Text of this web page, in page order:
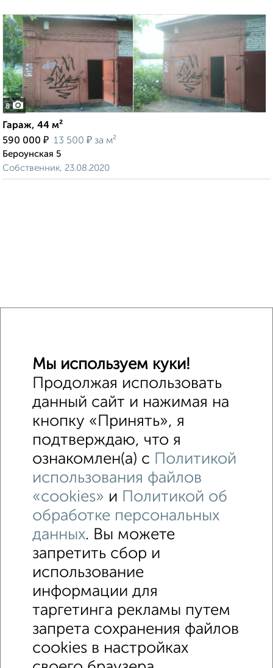
8
Гараж, 44 м²
590 000 ₽ 13 500 ₽ за м²
Бероунская 5
Собственник, 23.08.2020
Машиноместа в паркинге
Контакты
Политика конфиденциальности
Пользовательское соглашение
Сергиев Посад, проспект Красной Армии 171
Сайт-доска объявлений недвижимости
Мы используем куки!
Продолжая использовать
данный сайт и нажимая на
кнопку «Принять», я
подтверждаю, что я
ознакомлен(а) с Политикой
использования файлов
«cookies» и Политикой об
обработке персональных
данных. Вы можете
запретить сбор и
использование
информации для
таргетинга рекламы путем
запрета сохранения файлов
cookies в настройках